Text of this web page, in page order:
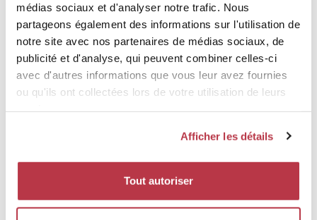
médias sociaux et d'analyser notre trafic. Nous
partageons également des informations sur l'utilisation de
notre site avec nos partenaires de médias sociaux, de
publicité et d'analyse, qui peuvent combiner celles-ci
avec d'autres informations que vous leur avez fournies
ou qu'ils ont collectées lors de votre utilisation de leurs
Afficher les détails
Tout autoriser
RESTAURANTS
Dégustez dans les alentours.
ATTRACTIONS